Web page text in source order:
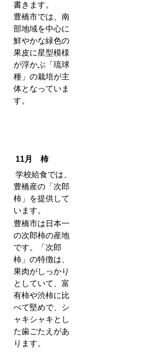
書きます。
豊橋市では、南
部地域を中心に
鮮やかな緑色の
果皮に星型模様
が浮かぶ「琉球
種」の栽培が主
体となっていま
す。
11月 柿
学校給食では、
豊橋産の「次郎
柿」を提供して
います。
豊橋市は日本一
の次郎柿の産地
です。「次郎
柿」の特徴は、
果肉がしっかり
としていて、富
有柿や渋柿に比
べて堅めで、シ
ャキシャキとし
た歯ごたえがあ
ります。